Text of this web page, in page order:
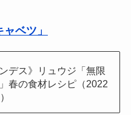
ベツ」
ンデス》リュウジ「無限
春の食材レシピ（2022